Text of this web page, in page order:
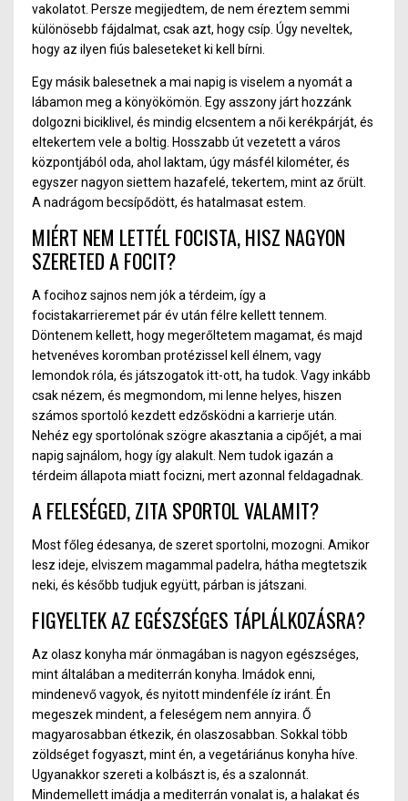
vakolatot. Persze megijedtem, de nem éreztem semmi
különösebb fájdalmat, csak azt, hogy csíp. Úgy neveltek,
hogy az ilyen fiús baleseteket ki kell bírni.
Egy másik balesetnek a mai napig is viselem a nyomát a
lábamon meg a könyökömön. Egy asszony járt hozzánk
dolgozni biciklivel, és mindig elcsentem a női kerékpárját, és
eltekertem vele a boltig. Hosszabb út vezetett a város
központjából oda, ahol laktam, úgy másfél kilométer, és
egyszer nagyon siettem hazafelé, tekertem, mint az őrült.
A nadrágom becsípődött, és hatalmasat estem.
MIÉRT NEM LETTÉL FOCISTA, HISZ NAGYON
SZERETED A FOCIT?
A focihoz sajnos nem jók a térdeim, így a
focistakarrieremet pár év után félre kellett tennem.
Döntenem kellett, hogy megerőltetem magamat, és majd
hetvenéves koromban protézissel kell élnem, vagy
lemondok róla, és játszogatok itt-ott, ha tudok. Vagy inkább
csak nézem, és megmondom, mi lenne helyes, hiszen
számos sportoló kezdett edzősködni a karrierje után
Nehéz egy sportolónak szögre akasztania a cipőjét, a mai
napig sajnálom, hogy így alakult. Nem tudok igazán a
térdeim állapota miatt focizni, mert azonnal feldagadnak.
A FELESÉGED, ZITA SPORTOL VALAMIT?
Most főleg édesanya, de szeret sportolni, mozogni. Amikor
lesz ideje, elviszem magammal padelra, hátha megtetszik
neki, és később tudjuk együtt, párban is játszani.
FIGYELTEK AZ EGÉSZSÉGES TÁPLÁLKOZÁSRA?
Az olasz konyha már önmagában is nagyon egészséges,
mint általában a mediterrán konyha. Imádok enni,
mindenevő vagyok, és nyitott mindenféle íz iránt. Én
megeszek mindent, a feleségem nem annyira. Ő
magyarosabban étkezik, én olaszosabban. Sokkal több
zöldséget fogyaszt, mint én, a vegetáriánus konyha híve.
Ugyanakkor szereti a kolbászt is, és a szalonnát.
Mindemellett imádja a mediterrán vonalat is, a halakat és